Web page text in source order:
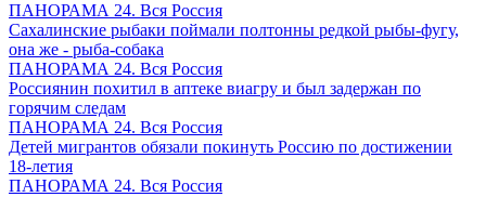
ПАНОРАМА 24. Вся Россия
Сахалинские рыбаки поймали полтонны редкой рыбы-фугу,
она же - рыба-собака
ПАНОРАМА 24. Вся Россия
Россиянин похитил в аптеке виагру и был задержан по
горячим следам
ПАНОРАМА 24. Вся Россия
Детей мигрантов обязали покинуть Россию по достижении
18-летия
ПАНОРАМА 24. Вся Россия